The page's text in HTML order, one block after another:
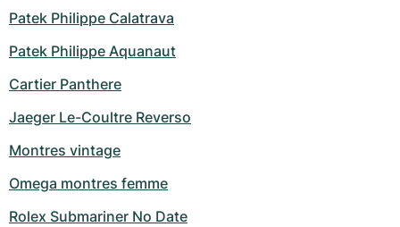
Patek Philippe Calatrava
Patek Philippe Aquanaut
Cartier Panthere
Jaeger Le-Coultre Reverso
Montres vintage
Omega montres femme
Rolex Submariner No Date